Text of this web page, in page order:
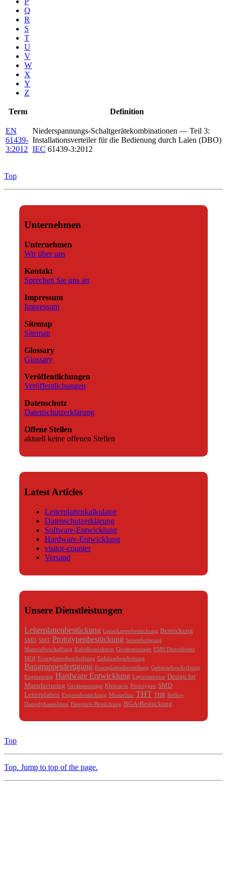
Q
R
S
T
U
V
W
X
Y
Z
Term Definition
EN
61439-
3:2012
Niederspannungs-Schaltgerätekombinationen — Teil 3:
Installationsverteiler für die Bedienung durch Laien (DBO)
IEC 61439-3:2012
Top
Unternehmen
Unternehmen
Wir über uns
Kontakt
Sprechen Sie uns an
Impressum
Impressum
Sitemap
Sitemap
Glossary
Glossary
Veröffentlichungen
Veröffentlichungen
Datenschutz
Datenschutzerklärung
Offene Stellen
aktuell keine offenen Stellen
Latest Articles
Leiterplattenkalkulator
Datenschutzerklärung
Software-Entwicklung
Hardware-Entwicklung
visitor-counter
Versand
Unsere Dienstleistungen
Leiterplattenbestückung Leiterkartenbestückung Bestückung
SMD SMT Prototypenbestückung Serienfertigung
Materialbeschaffung Kabelkonfektion Gerätemontage EMS Dienstleister
MOI Frontplattenbeschriftung Gehäusebearbeitung
Baugruppenfertigung Frontplattenherstellung Gehäusebeschriftung
Engineering Hardware Entwicklung Layoutservice Design for
Manufacturing Gerätemontage Kleinserie Prototypen SMD
Leiterplatten Expressbestückung Musterbau THT THR Reflow
Dampfphasenlöten Finepitch-Bestückung BGA-Bestückung
Top
Top. Jump to top of the page.